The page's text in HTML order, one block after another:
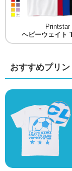
Printstar
ヘビーウェイト
おすすめプリ